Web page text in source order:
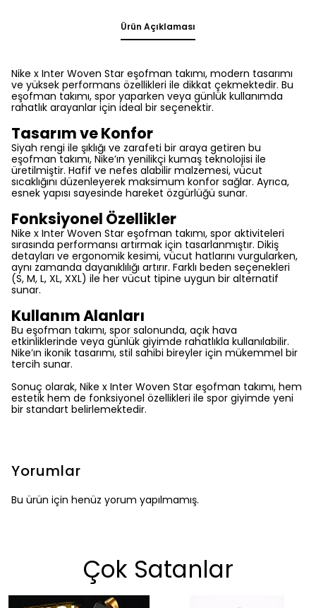
Ürün Açıklaması
Nike x Inter Woven Star eşofman takımı, modern tasarımı
ve yüksek performans özellikleri ile dikkat çekmektedir. Bu
eşofman takımı, spor yaparken veya günlük kullanımda
rahatlık arayanlar için ideal bir seçenektir.
Tasarım ve Konfor
Siyah rengi ile şıklığı ve zarafeti bir araya getiren bu
eşofman takımı, Nike’ın yenilikçi kumaş teknolojisi ile
üretilmiştir. Hafif ve nefes alabilir malzemesi, vücut
sıcaklığını düzenleyerek maksimum konfor sağlar. Ayrıca,
esnek yapısı sayesinde hareket özgürlüğü sunar.
Fonksiyonel Özellikler
Nike x Inter Woven Star eşofman takımı, spor aktiviteleri
sırasında performansı artırmak için tasarlanmıştır. Dikiş
detayları ve ergonomik kesimi, vücut hatlarını vurgularken,
aynı zamanda dayanıklılığı artırır. Farklı beden seçenekleri
(S, M, L, XL, XXL) ile her vücut tipine uygun bir alternatif
sunar.
Kullanım Alanları
Bu eşofman takımı, spor salonunda, açık hava
etkinliklerinde veya günlük giyimde rahatlıkla kullanılabilir.
Nike’ın ikonik tasarımı, stil sahibi bireyler için mükemmel bir
tercih sunar.
Sonuç olarak, Nike x Inter Woven Star eşofman takımı, hem
estetik hem de fonksiyonel özellikleri ile spor giyimde yeni
bir standart belirlemektedir.
Yorumlar
Bu ürün için henüz yorum yapılmamış.
Çok Satanlar